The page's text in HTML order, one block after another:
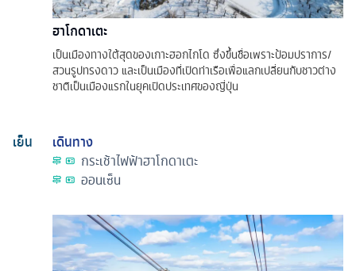
ฮาโกดาเตะ
เป็นเมืองทางใต้สุดของเกาะฮอกไกโด ซึ่งขึ้นชื่อเพราะป้อมปราการ/
สวนรูปทรงดาว และเป็นเมืองที่เปิดท่าเรือเพื่อแลกเปลี่ยนกับชาวต่าง
ชาติเป็นเมืองแรกในยุคเปิดประเทศของญี่ปุ่น
เย็น
เดินทาง
กระเช้าไฟฟ้าฮาโกดาเตะ
ออนเซ็น